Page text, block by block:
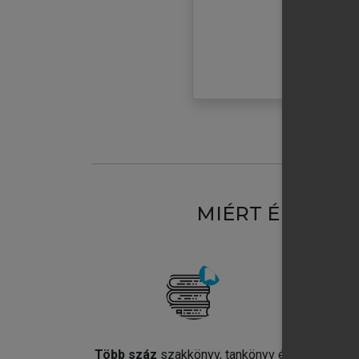
MIÉRT
Több száz szakkönyv, tankönyv és